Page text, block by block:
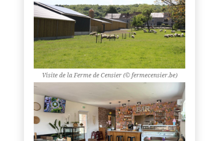
Visite de la Ferme de Censier (© fermecensier.be)